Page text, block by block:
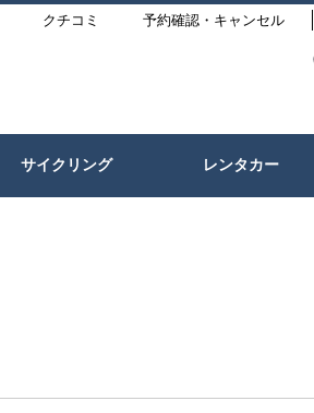
クチコミ 予約確認・キャンセル
サイクリング レンタカー